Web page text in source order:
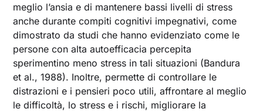
meglio l’ansia e di mantenere bassi livelli di stress
anche durante compiti cognitivi impegnativi, come
dimostrato da studi che hanno evidenziato come le
persone con alta autoefficacia percepita
sperimentino meno stress in tali situazioni (Bandura
et al., 1988). Inoltre, permette di controllare le
distrazioni e i pensieri poco utili, affrontare al meglio
le difficoltà, lo stress e i rischi, migliorare la